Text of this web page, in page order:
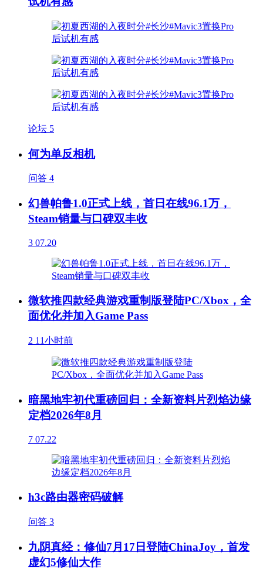
论坛 5
何为单反相机
问答 4
幻兽帕鲁1.0正式上线，首日在线96.1万，
Steam销量与口碑双丰收
3 07.20
微软推四款经典游戏重制版登陆PC/Xbox，全
面优化并加入Game Pass
2 11小时前
暗黑地牢初代重磅回归：全新资料片烈焰边缘
定档2026年8月
7 07.22
h3c路由器密码破解
问答 3
九阴真经：修仙7月17日登陆ChinaJoy，首发
虚幻5修仙大作